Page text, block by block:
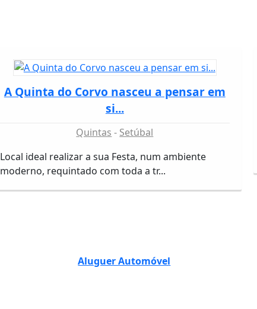
A Quinta do Corvo nasceu a pensar em
si...
Quintas
Setúbal
Local ideal realizar a sua Festa, num ambiente
moderno, requintado com toda a tr...
Aluguer Automóvel